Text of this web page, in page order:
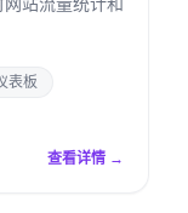
表板
查看详情 →